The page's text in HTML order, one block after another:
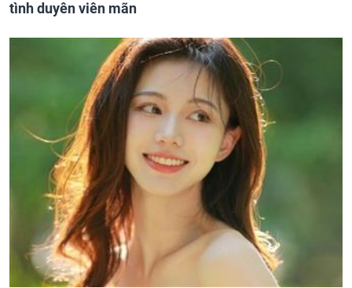
tình duyên viên mãn